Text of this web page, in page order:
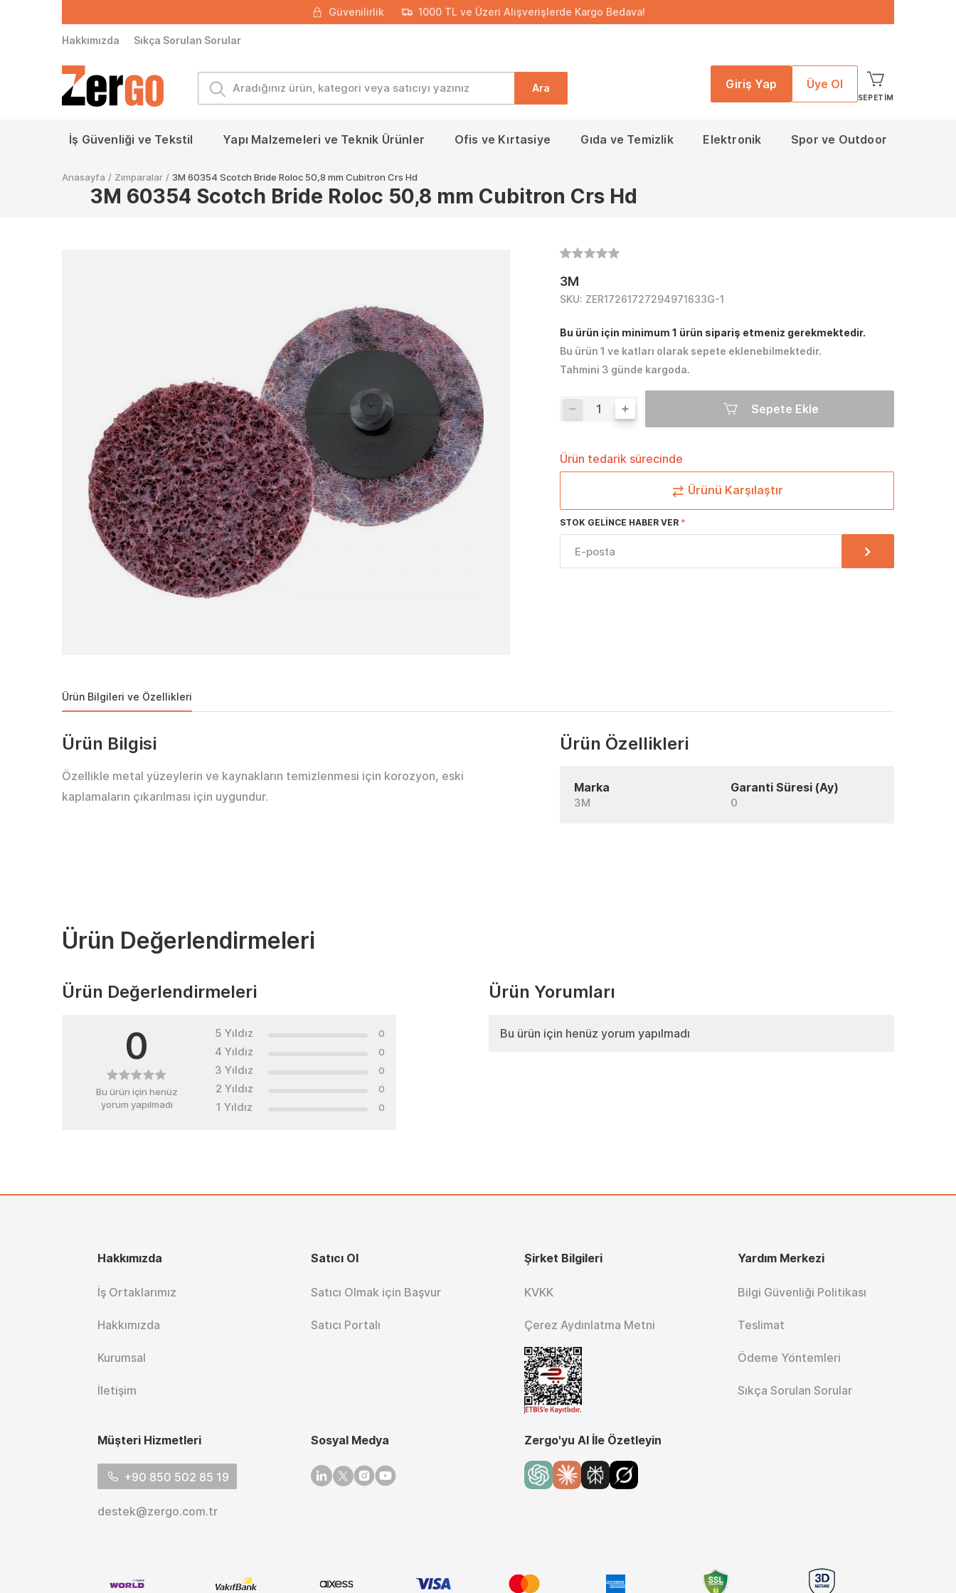
Güvenilirlik 1000 TL ve Üzeri Alışverişlerde Kargo Bedava!
Hakkımızda Sıkça Sorulan Sorular
Ara Giriş Yap Üye Ol
SEPETIM
İş Güvenliği ve Tekstil Yapı Malzemeleri ve Teknik Ürünler Ofis ve Kırtasiye Gıda ve Temizlik Elektronik Spor ve Outdoor
Anasayfa / Zımparalar / 3M 60354 Scotch Bride Roloc 50,8 mm Cubitron Crs Hd
3M 60354 Scotch Bride Roloc 50,8 mm Cubitron Crs Hd
3M
SKU: ZER17261727294971633G-1
Bu ürün için minimum 1 ürün sipariş etmeniz gerekmektedir.
Bu ürün 1 ve katları olarak sepete eklenebilmektedir.
Tahmini 3 günde kargoda.
Sepete Ekle
Ürün tedarik sürecinde
Ürünü Karşılaştır
STOK GELINCE HABER VER
Ürün Bilgileri ve Özellikleri
Ürün Bilgisi
Özellikle metal yüzeylerin ve kaynakların temizlenmesi için korozyon, eski
kaplamaların çıkarılması için uygundur.
Ürün Özellikleri
Marka
3M
Garanti Süresi (Ay)
0
Ürün Değerlendirmeleri
Ürün Değerlendirmeleri
0
Bu ürün için henüz
yorum yapılmadı
5 Yıldız 0
4 Yıldız 0
3 Yıldız 0
2 Yıldız 0
1 Yıldız 0
Ürün Yorumları
Bu ürün için henüz yorum yapılmadı
Hakkımızda
İş Ortaklarımız
Hakkımızda
Kurumsal
İletişim
Satıcı Ol
Satıcı Olmak için Başvur
Satıcı Portalı
Şirket Bilgileri
KVKK
Çerez Aydınlatma Metni
Yardım Merkezi
Bilgi Güvenliği Politikası
Teslimat
Ödeme Yöntemleri
Sıkça Sorulan Sorular
Müşteri Hizmetleri
+90 850 502 85 19
destek@zergo.com.tr
Sosyal Medya
Linkedin
TwitterInstagram
Youtube
Zergo'yu AI İle Özetleyin